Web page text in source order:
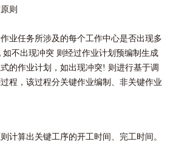
则
任务所涉及的每个工作中心是否出现多
不出现冲突 则经过作业计划预编制生成
的作业计划，如出现冲突! 则进行基于调
程，该过程分关键作业编制、非关键作业
算出关键工序的开工时间、完工时间。